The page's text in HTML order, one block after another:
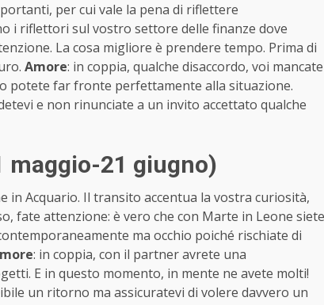
per cui vale la pena di riflettere
i riflettori sul vostro settore delle finanze dove
La cosa migliore è prendere tempo. Prima di
Amore: in coppia, qualche disaccordo, voi mancate
potete far fronte perfettamente alla situazione.
e non rinunciate a un invito accettato qualche
maggio-21 giugno)
Acquario. Il transito accentua la vostra curiosità,
fate attenzione: è vero che con Marte in Leone siete
ma occhio poiché rischiate di
: in coppia, con il partner avrete una
E in questo momento, in mente ne avete molti!
un ritorno ma assicuratevi di volere davvero un